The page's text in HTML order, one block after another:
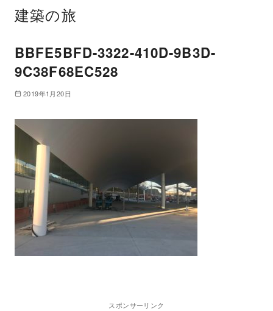
建築の旅
BBFE5BFD-3322-410D-9B3D-
9C38F68EC528
2019年1月20日
スポンサーリンク